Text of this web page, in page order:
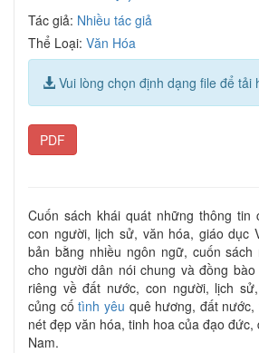
Tác giả: Nhiều tác giả
Thể Loại: Văn Hóa
Vui lòng chọn định dạng file để tải
PDF
Cuốn sách khái quát những thông tin
con người, lịch sử, văn hóa, giáo dục
bản bằng nhiều ngôn ngữ, cuốn
cho người dân nói chung và đồng
riêng về đất nước, con người, lịch
củng cốtình yêu quê hương, đất
nét đẹp văn hóa, tinh hoa của đạo
Nam.